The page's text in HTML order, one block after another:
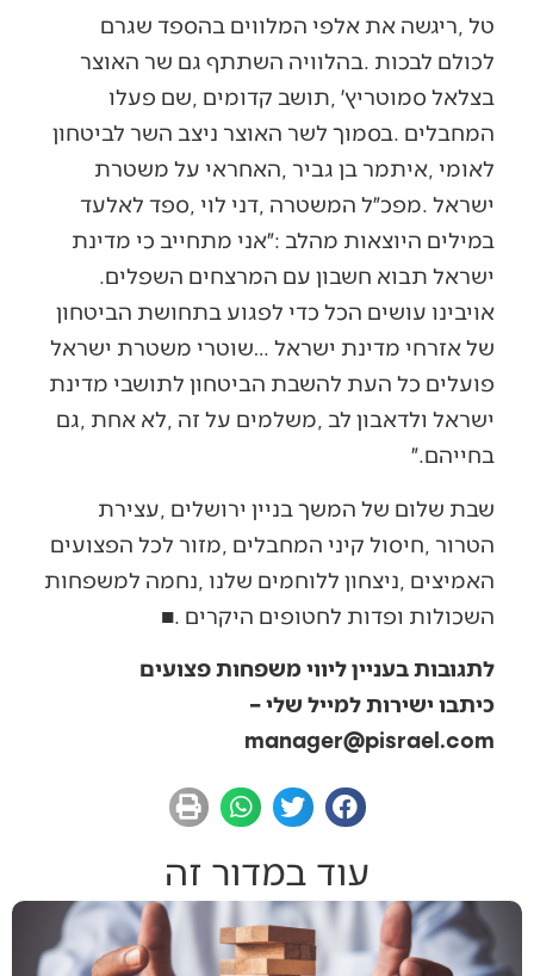
‬המחבלים‭. ‬בסמוך‭ ‬לשר‭ ‬האוצר‭ ‬ניצב‭ ‬השר‭ ‬לביטחון‭
‬ישראל‭ ‬תבוא‭ ‬חשבון‭ ‬עם‭ ‬המרצחים‭ ‬השפלים‭.
‬אויבינו‭ ‬עושים‭ ‬הכל‭ ‬כדי‭ ‬לפגוע‭ ‬בתחושת‭ ‬הביטחון‭
‬של‭ ‬אזרחי‭ ‬מדינת‭ ‬ישראל‮…‬‭ ‬שוטרי‭ ‬משטרת‭ ‬ישראל‭
‬בחייהם‭.‬״
‬השכולות‭ ‬ופדות‭ ‬לחטופים‭ ‬היקרים‭. ‬
■
לתגובות בעניין ליווי משפחות פצועים
כיתבו ישירות למייל שלי –
manager@pisrael.com
עוד במדור זה